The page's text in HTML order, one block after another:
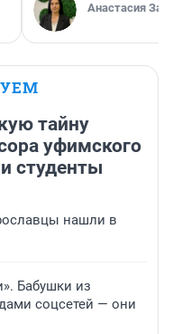
Анастасия
тайну
уфимского
студенты
нашли в
Бабушки из
соцсетей — они